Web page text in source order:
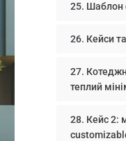
Шаблон
Кейси
теплий
Кейс 2: